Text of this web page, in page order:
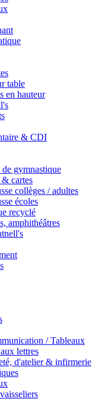
table
en hauteur
& CDI
gymnastique
cartes
collèges / adultes
écoles
recyclé
amphithéâtres
/ Tableaux
lettres
d'atelier & infirmerie